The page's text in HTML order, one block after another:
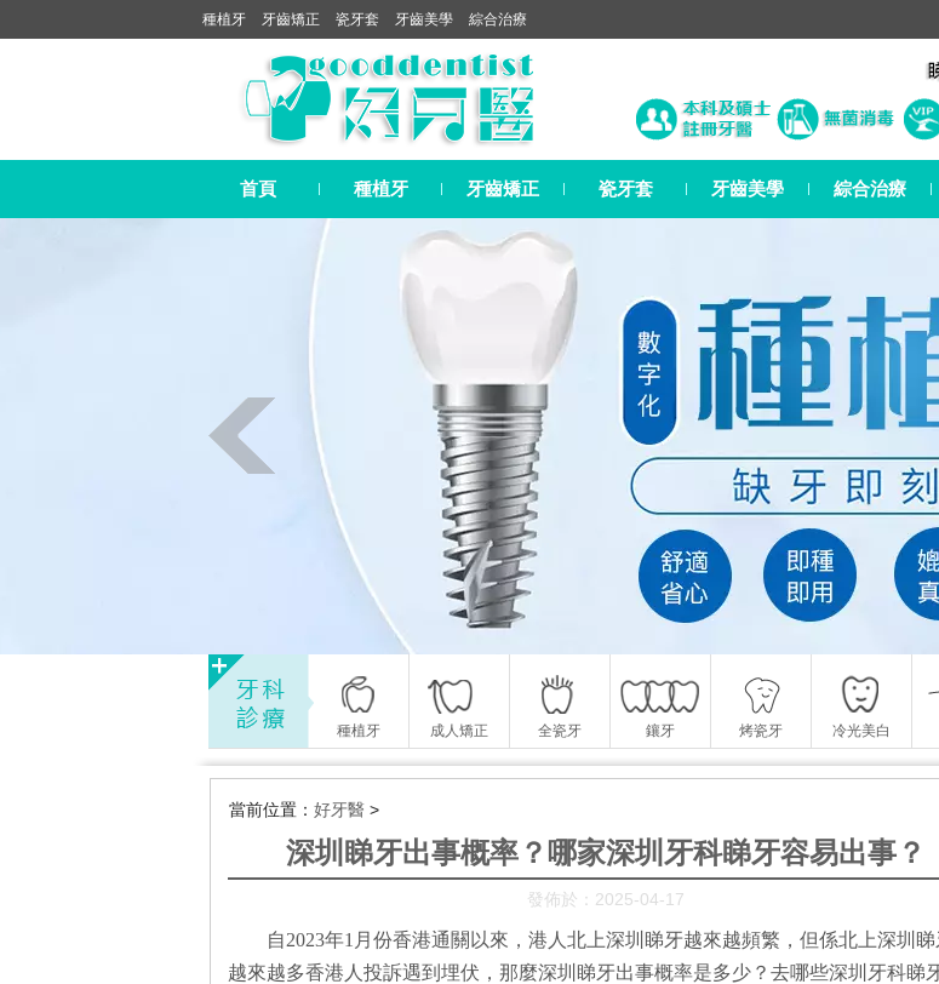
種植牙 牙齒矯正 瓷牙套 牙齒美學 綜合治療
首頁 種植牙 牙齒矯正 瓷牙套 牙齒美學 綜合治療
種植牙 成人矯正 全瓷牙 鑲牙 烤瓷牙 冷光美白
當前位置： 好牙醫 >
深圳睇牙出事概率？哪家深圳牙科睇牙容易出事？
發佈於：2025-04-17
自2023年1月份香港通關以來，港人北上深圳睇牙越來越頻繁，但係北上深圳
越來越多香港人投訴遇到埋伏，那麼深圳睇牙出事概率是多少？去哪些深圳牙科睇